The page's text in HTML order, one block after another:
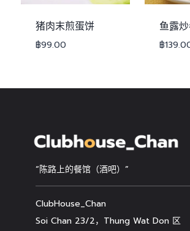
猪肉末煎蛋饼
฿99.00
鱼露
฿
“陈路上的餐馆（酒吧）”
ClubHouse_Chan
Soi Chan 23/2，Thung Wat Don 区